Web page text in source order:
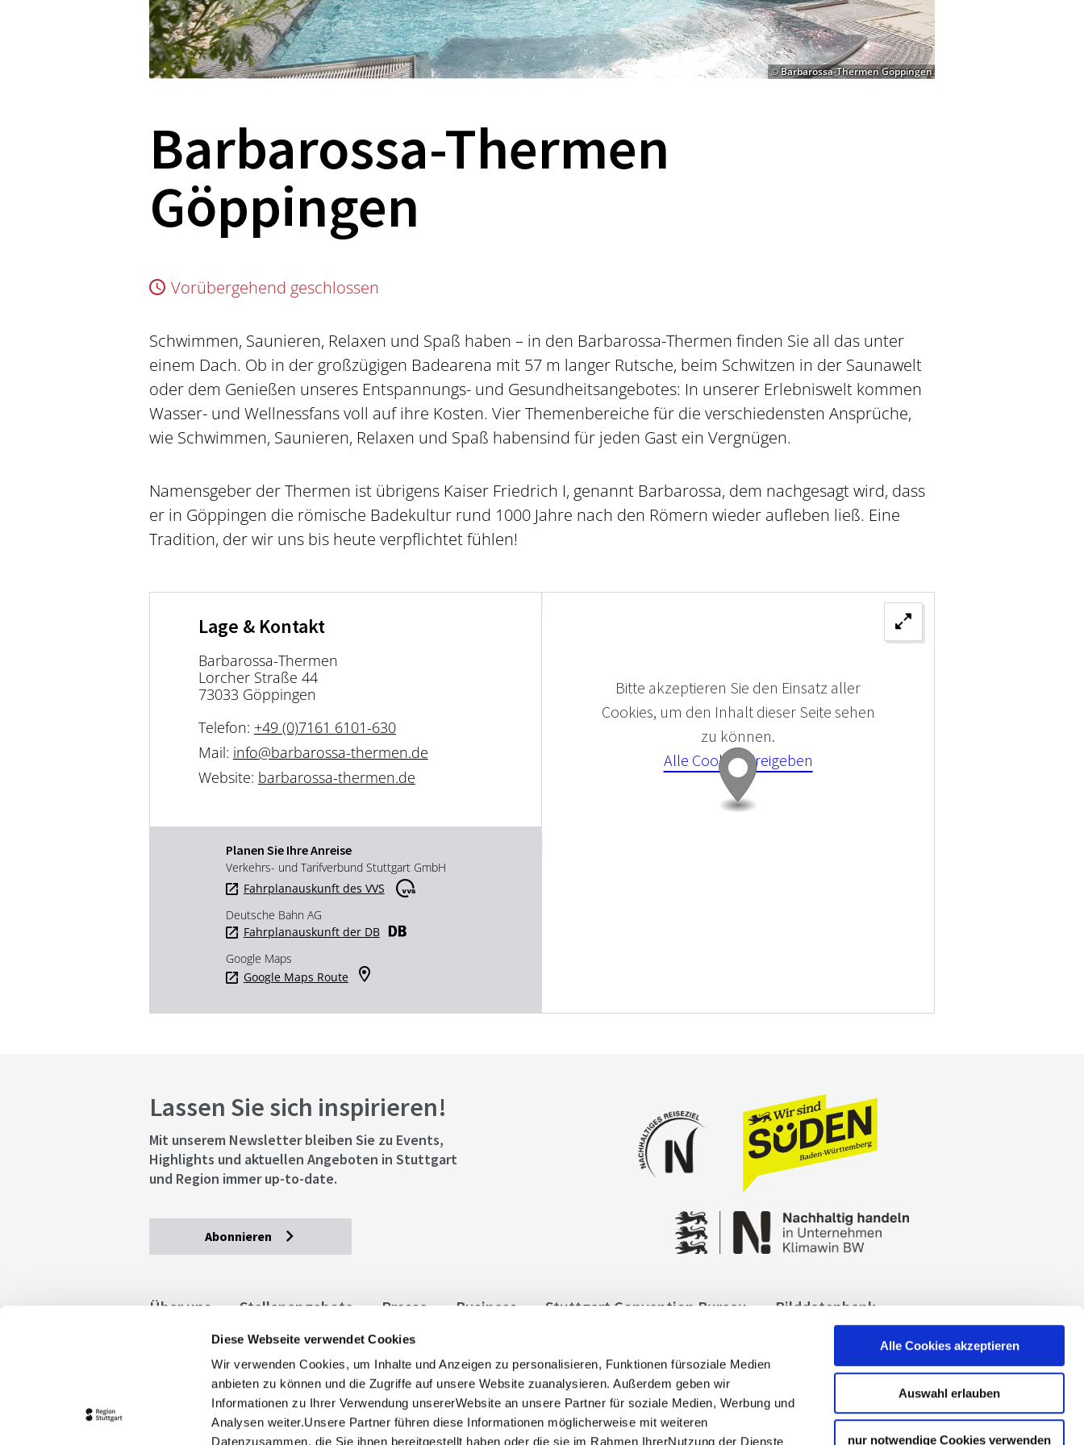
Diese Webseite verwendet Cookies
Wir verwenden Cookies, um Inhalte und Anzeigen zu personalisieren, Funktionen fürsoziale Medien
anbieten zu können und die Zugriffe auf unsere Website zuanalysieren. Außerdem geben wir
Informationen zu Ihrer Verwendung unsererWebsite an unsere Partner für soziale Medien, Werbung und
Analysen weiter.Unsere Partner führen diese Informationen möglicherweise mit weiteren
Datenzusammen, die Sie ihnen bereitgestellt haben oder die sie im Rahmen IhrerNutzung der Dienste
Alle Cookies akzeptieren
Auswahl erlauben
nur notwendige Cookies verwenden
© Barbarossa-Thermen Göppingen
Barbarossa-Thermen
Göppingen
Vorübergehend geschlossen
Schwimmen, Saunieren, Relaxen und Spaß haben – in den Barbarossa-Thermen finden Sie all das unter
einem Dach. Ob in der großzügigen Badearena mit 57 m langer Rutsche, beim Schwitzen in der Saunawelt
oder dem Genießen unseres Entspannungs- und Gesundheitsangebotes: In unserer Erlebniswelt kommen
Wasser- und Wellnessfans voll auf ihre Kosten. Vier Themenbereiche für die verschiedensten Ansprüche,
wie Schwimmen, Saunieren, Relaxen und Spaß habensind für jeden Gast ein Vergnügen.
Namensgeber der Thermen ist übrigens Kaiser Friedrich I, genannt Barbarossa, dem nachgesagt wird, dass
er in Göppingen die römische Badekultur rund 1000 Jahre nach den Römern wieder aufleben ließ. Eine
Tradition, der wir uns bis heute verpflichtet fühlen!
Lage & Kontakt
Barbarossa-Thermen
Lorcher Straße 44
73033 Göppingen
Telefon: +49 (0)7161 6101-630
Mail: info@barbarossa-thermen.de
Website: barbarossa-thermen.de
Planen Sie Ihre Anreise
Verkehrs- und Tarifverbund Stuttgart GmbH
Fahrplanauskunft des VVS
Deutsche Bahn AG
Fahrplanauskunft der DB
Google Maps
Google Maps Route
Bitte akzeptieren Sie den Einsatz aller
Cookies, um den Inhalt dieser Seite sehen
zu können.
Alle Cookies Freigeben
Lassen Sie sich inspirieren!
Mit unserem Newsletter bleiben Sie zu Events,
Highlights und aktuellen Angeboten in Stuttgart
und Region immer up-to-date.
Abonnieren
Über uns Stellenangebote Presse Business Stuttgart Convention Bureau
Bilddatenbank
Allgemeine Geschäftsbedingungen
stuttgart.de
Barrierefreiheit